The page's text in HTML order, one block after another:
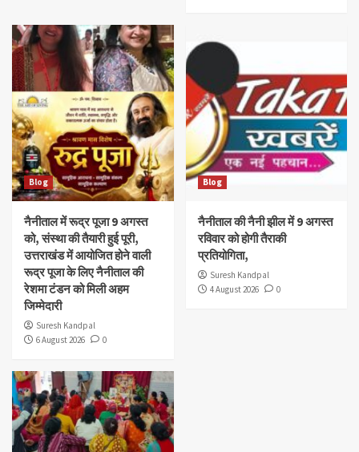
Blog
नैनीताल में रूद्र पूजा 9 अगस्त
को, संस्था की तैयारी हुई पूरी,
उत्तराखंड में आयोजित होने वाली
रूद्र पूजा के लिए नैनीताल की
रेशमा टंडन को मिली अहम
जिम्मेदारी
Suresh Kandpal
6 August 2026
0
Blog
नैनीताल की नैनी झील में 9 अगस्त
रविवार को होगी तैराकी
प्रतियोगिता,
Suresh Kandpal
4 August 2026
0